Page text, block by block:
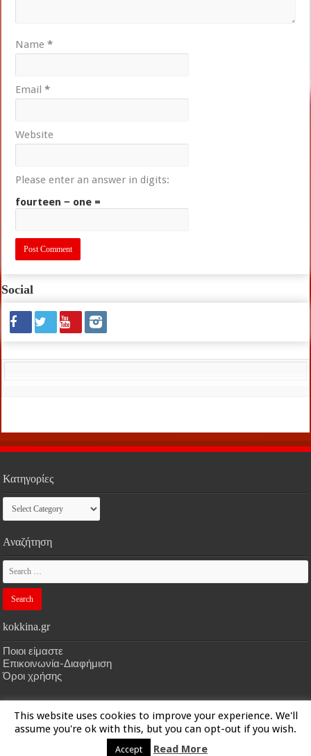
Name*
Email*
Website
Please enter an answer in digits:
fourteen − one =
Social
Κατηγορίες
Κατηγορίες
Αναζήτηση
kokkina.gr
Ποιοι είμαστε
Επικοινωνία-Διαφήμιση
Όροι χρήσης
HOMEkokkina.gr | Designed bykokkina.gr
© Copyright 2026, All Rights Reserved
This website uses cookies to improve your experience. We'll
assume you're ok with this, but you can opt-out if you wish.
Accept Read More